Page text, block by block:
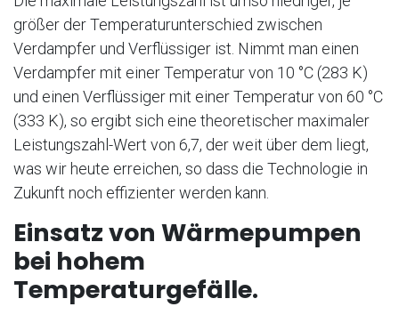
größer der Temperaturunterschied zwischen
Verdampfer und Verflüssiger ist. Nimmt man einen
Verdampfer mit einer Temperatur von 10 °C (283 K)
und einen Verflüssiger mit einer Temperatur von 60 °C
(333 K), so ergibt sich eine theoretischer maximaler
Leistungszahl-Wert von 6,7, der weit über dem liegt,
was wir heute erreichen, so dass die Technologie in
Zukunft noch effizienter werden kann.
Einsatz von Wärmepumpen
bei hohem
Temperaturgefälle.